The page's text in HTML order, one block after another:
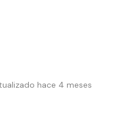
hace 4 meses